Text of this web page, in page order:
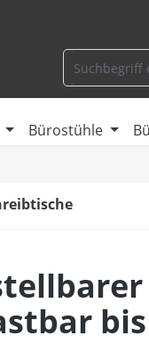
Bürostühle